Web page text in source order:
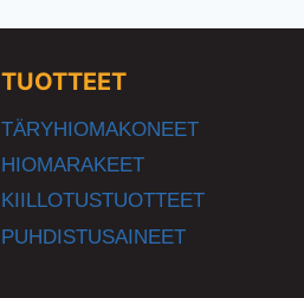
TUOTTEET
TÄRYHIOMAKONEET
HIOMARAKEET
KIILLOTUSTUOTTEET
PUHDISTUSAINEET